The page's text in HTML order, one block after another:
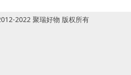
2022 聚瑞好物 版权所有